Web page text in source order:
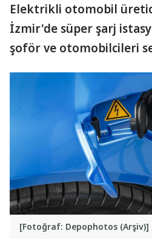
Elektrikli otomobil
İzmir'de süper şarj
şoför ve otomobilcileri
[Fotoğraf: Depophotos (Arşiv)]